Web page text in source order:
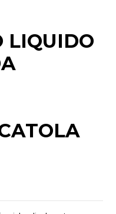
LIQUIDO